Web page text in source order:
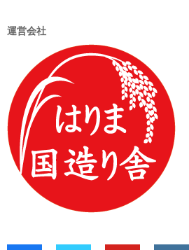
運営会社